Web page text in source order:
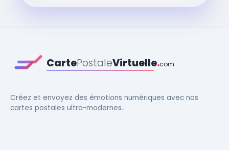
CartePostaleVirtuelle.com
Créez et envoyez des émotions numériques avec nos
cartes postales ultra-modernes.